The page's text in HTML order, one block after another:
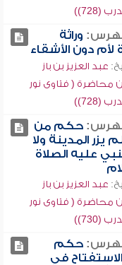
(728))
وراثة
لأم دون الأشقاء
عبد العزيز بن باز
محاضرة ( فتاوى نور
(728))
حكم من
يزر المدينة ولا
عليه الصلاة
عبد العزيز بن باز
محاضرة ( فتاوى نور
(730))
حكم
في